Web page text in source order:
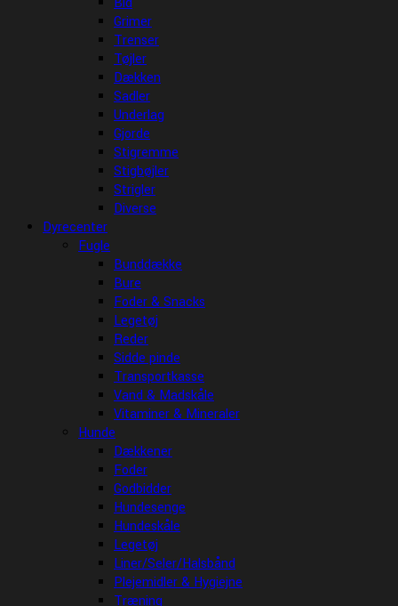
Grimer
Trenser
Tøjler
Dækken
Sadler
Underlag
Gjorde
Stigremme
Stigbøjler
Strigler
Diverse
Dyrecenter
Fugle
Bunddække
Bure
Foder & Snacks
Legetøj
Reder
Sidde pinde
Transportkasse
Vand & Madskåle
Vitaminer & Mineraler
Hunde
Dækkener
Foder
Godbidder
Hundesenge
Hundeskåle
Legetøj
Liner/Seler/Halsbånd
Plejemidler & Hygiejne
Træning